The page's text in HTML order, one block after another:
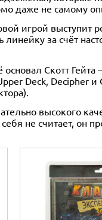
даже не самому
игрой выступит
за счёт
основал Скотт Гейта
Deck, Decipher и
высокого
не считает, он